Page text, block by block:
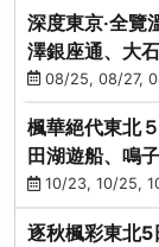
深度東京‧全覽
澤銀座通、大
海鮮食べ放題
08/25, 08/27,
楓華絕代東北
田湖遊船、鳴
牡蠣10/23, 10/25,
逐秋楓彩東北